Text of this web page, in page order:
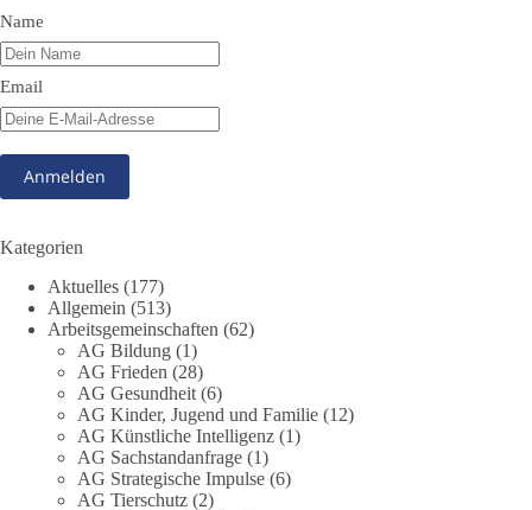
👉 Teile diesen Beitrag, bevor die nächste Staffel wieder so
🤝 Jetzt Mitglied werden:
#dieBasis #Meme #Plandemie
DieBasis
1 Tag zuvor
Stimmen der dieBasis – heute mit dem „Demokratie-Bestatter“
Die Energiewende ist bisher kein Erfolg, sondern ein teures,
ineffizientes Unterfangen. Dies belegt eine Auswertung der
NZZ, wonach die Energiewende den Strom nicht billiger,
sondern teurer gemacht hat.
Name
Email
Kategorien
Aktuelles (177)
Allgemein (513)
Arbeitsgemeinschaften (62)
AG Bildung (1)
AG Frieden (28)
AG Gesundheit (6)
AG Kinder, Jugend und Familie (12)
AG Künstliche Intelligenz (1)
AG Sachstandanfrage (1)
AG Strategische Impulse (6)
AG Tierschutz (2)